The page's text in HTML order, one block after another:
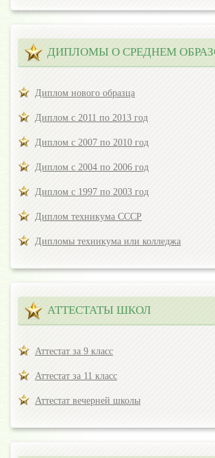
ДИПЛОМЫ О СРЕДНЕМ
Диплом нового образца
Диплом с 2011 по 2013 год
Диплом с 2007 по 2010 год
Диплом с 2004 по 2006 год
Диплом с 1997 по 2003 год
Диплом техникума СССР
Дипломы техникума или колледжа
АТТЕСТАТЫ ШКОЛ
Аттестат за 9 класс
Аттестат за 11 класс
Аттестат вечерней школы